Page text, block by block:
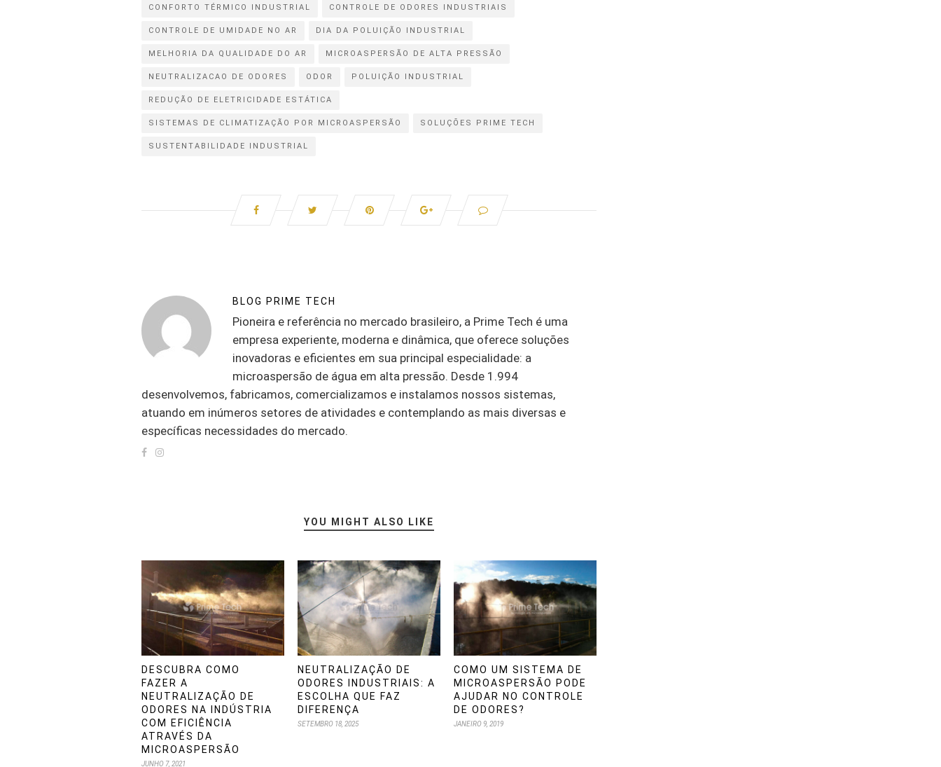
CONFORTO TÉRMICO INDUSTRIAL CONTROLE DE ODORES INDUSTRIAIS
CONTROLE DE UMIDADE NO AR DIA DA POLUIÇÃO INDUSTRIAL
MELHORIA DA QUALIDADE DO AR MICROASPERSÃO DE ALTA PRESSÃO
NEUTRALIZACAO DE ODORES ODOR POLUIÇÃO INDUSTRIAL
REDUÇÃO DE ELETRICIDADE ESTÁTICA
SISTEMAS DE CLIMATIZAÇÃO POR MICROASPERSÃO SOLUÇÕES PRIME TECH
SUSTENTABILIDADE INDUSTRIAL
BLOG PRIME TECH
Pioneira e referência no mercado brasileiro, a Prime Tech é uma
empresa experiente, moderna e dinâmica, que oferece soluções
inovadoras e eficientes em sua principal especialidade: a
microaspersão de água em alta pressão. Desde 1.994
desenvolvemos, fabricamos, comercializamos e instalamos nossos sistemas,
atuando em inúmeros setores de atividades e contemplando as mais diversas e
específicas necessidades do mercado.
YOU MIGHT ALSO LIKE
DESCUBRA COMO
FAZER A
NEUTRALIZAÇÃO DE
ODORES NA INDÚSTRIA
COM EFICIÊNCIA
ATRAVÉS DA
MICROASPERSÃO
JUNHO 7, 2021
NEUTRALIZAÇÃO DE
ODORES INDUSTRIAIS: A
ESCOLHA QUE FAZ
DIFERENÇA
SETEMBRO 18, 2025
COMO UM SISTEMA DE
MICROASPERSÃO PODE
AJUDAR NO CONTROLE
DE ODORES?
JANEIRO 9, 2019